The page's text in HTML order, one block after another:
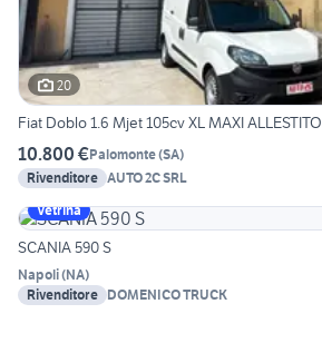
20
Fiat Doblo 1.6 Mjet 105cv XL MAXI ALLESTITO
10.800 €Palomonte(SA)
Rivenditore AUTO 2C SRL
Vetrina
SCANIA 590 S
Napoli(NA)
Rivenditore DOMENICO TRUCK